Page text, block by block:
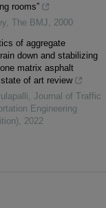
rooms”
The BMJ
2000
of aggregate
down and stabilizing
matrix asphalt
of art review
Journal of Traffic
Engineering
2022